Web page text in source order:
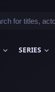
SERIES